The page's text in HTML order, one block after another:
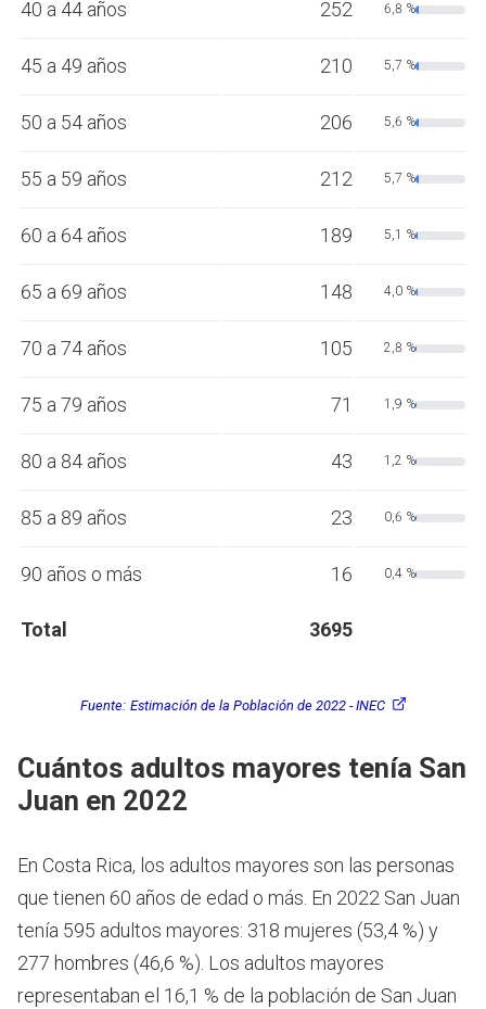
40 a 44 años 252 6,8 %
45 a 49 años 210 5,7 %
50 a 54 años 206 5,6 %
55 a 59 años 212 5,7 %
60 a 64 años 189 5,1 %
65 a 69 años 148 4,0 %
70 a 74 años 105 2,8 %
75 a 79 años 71 1,9 %
80 a 84 años 43 1,2 %
85 a 89 años 23 0,6 %
90 años o más 16 0,4 %
Total 3695
Fuente: Estimación de la Población de 2022 - INEC
Cuántos adultos mayores tenía San
Juan en 2022
En Costa Rica, los adultos mayores son las personas
que tienen 60 años de edad o más. En 2022 San Juan
tenía 595 adultos mayores: 318 mujeres (53,4 %) y
277 hombres (46,6 %). Los adultos mayores
representaban el 16,1 % de la población de San Juan